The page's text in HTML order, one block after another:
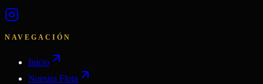
NAVEGACIÓN
Inicio
Nuestra Flota